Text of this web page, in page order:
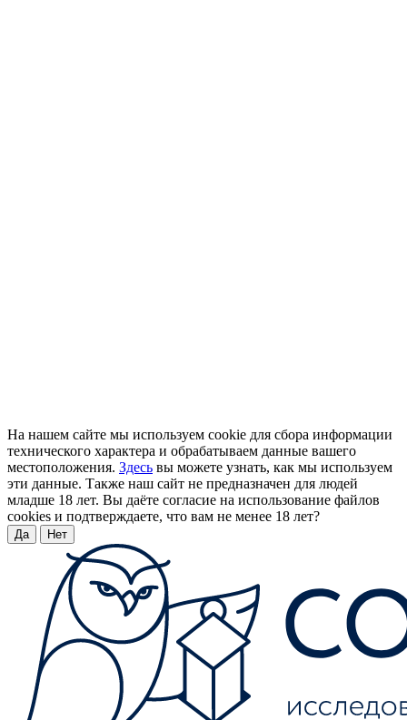
На нашем сайте мы используем cookie для сбора информации
технического характера и обрабатываем данные вашего
местоположения. Здесь вы можете узнать, как мы используем
эти данные. Также наш сайт не предназначен для людей
младше 18 лет. Вы даёте согласие на использование файлов
cookies и подтверждаете, что вам не менее 18 лет?
Да Нет